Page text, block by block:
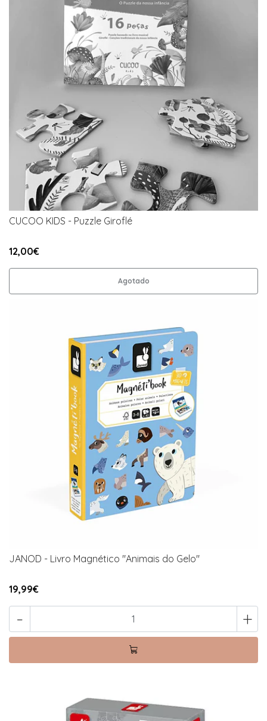
CUCOO KIDS - Puzzle Giroflé
12,00€
Agotado
JANOD - Livro Magnético "Animais do Gelo"
19,99€
- +